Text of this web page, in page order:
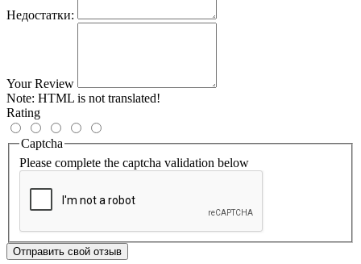
Недостатки:
Your Review
Note: HTML is not translated!
Rating
Captcha
Please complete the captcha validation below
Отправить свой отзыв